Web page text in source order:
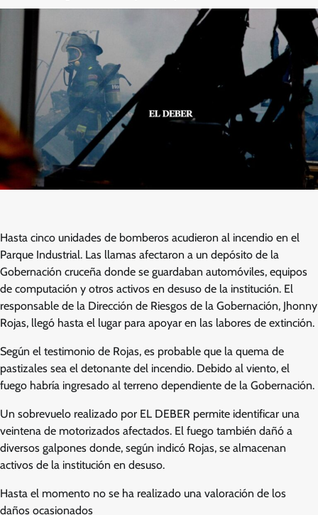
Hasta cinco unidades de bomberos acudieron al incendio en el
Parque Industrial. Las llamas afectaron a un depósito de la
Gobernación cruceña donde se guardaban automóviles, equipos
de computación y otros activos en desuso de la institución. El
responsable de la Dirección de Riesgos de la Gobernación, Jhonny
Rojas, llegó hasta el lugar para apoyar en las labores de extinción.
Según el testimonio de Rojas, es probable que la quema de
pastizales sea el detonante del incendio. Debido al viento, el
fuego habría ingresado al terreno dependiente de la Gobernación.
Un sobrevuelo realizado por EL DEBER permite identificar una
veintena de motorizados afectados. El fuego también dañó a
diversos galpones donde, según indicó Rojas, se almacenan
activos de la institución en desuso.
Hasta el momento no se ha realizado una valoración de los
daños ocasionados